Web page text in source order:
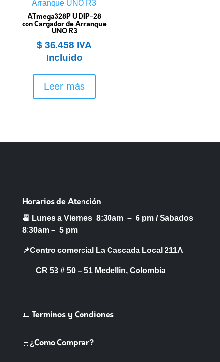
ATmega328P U DIP-28
con Cargador de Arranque
UNO R3
$36.458 IVA
Incluido
Leer más
Horarios de Atención
📆 Lunes a Viernes 8:30am – 6 pm /Sabados
8:30am – 5 pm
📌Centro comercial La Cascada Local 211A
CR 53 # 50 – 51 Medellin, Colombia
📜 Terminos y Condiones
🛒¿Como Comprar?